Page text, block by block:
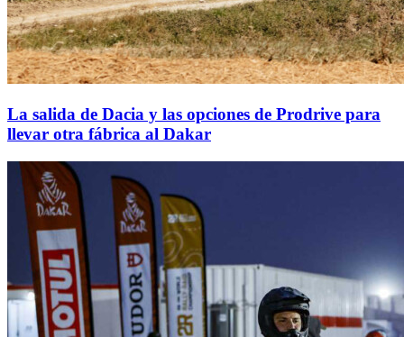
La salida de Dacia y las opciones de Prodrive para
llevar otra fábrica al Dakar